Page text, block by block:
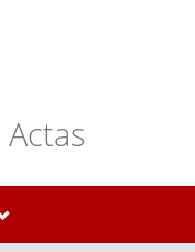
Actas